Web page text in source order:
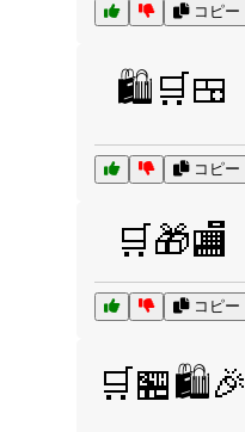
コピー
🛍️🛒🍱
コピー
🛒🎁🏬
コピー
🛒🏪🛍️🎉